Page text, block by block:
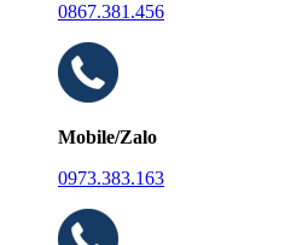
0867.381.456
Mobile/Zalo
0973.383.163